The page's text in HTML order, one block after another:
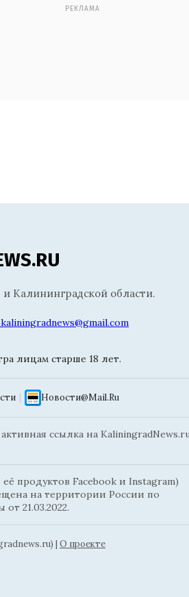
РЕКЛАМА
Калининградской области.
лицам старше 18 лет.
| Новости@Mail.Ru
ссылка на
продуктов Facebook и Instagram)
на территории России по
21.03.2022.
| О проекте